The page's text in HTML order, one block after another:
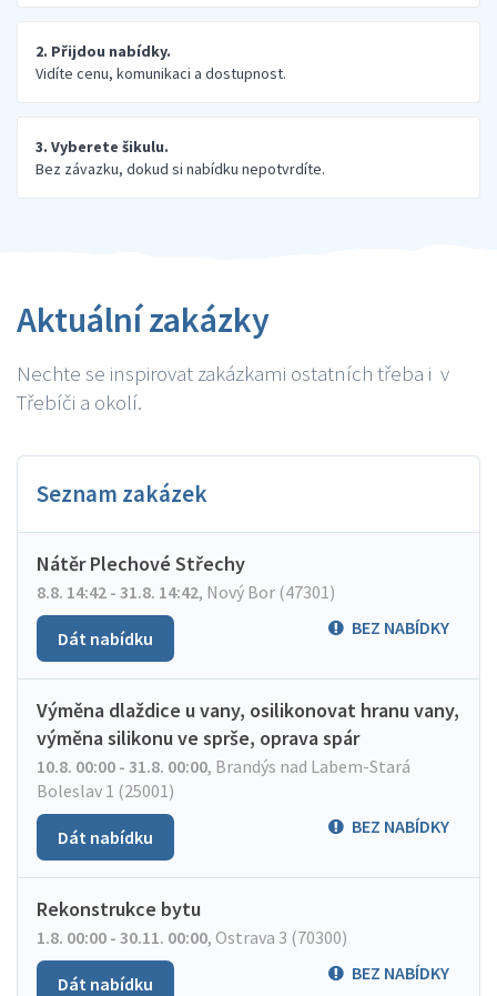
2. Přijdou nabídky.
Vidíte cenu, komunikaci a dostupnost.
3. Vyberete šikulu.
Bez závazku, dokud si nabídku nepotvrdíte.
Aktuální zakázky
Nechte se inspirovat zakázkami ostatních třeba i v
Třebíči a okolí.
Seznam zakázek
Nátěr Plechové Střechy
8.8. 14:42 - 31.8. 14:42, Nový Bor (47301)
BEZ NABÍDKY
Dát nabídku
Výměna dlaždice u vany, osilikonovat hranu vany,
výměna silikonu ve sprše, oprava spár
10.8. 00:00 - 31.8. 00:00, Brandýs nad Labem-Stará
Boleslav 1 (25001)
BEZ NABÍDKY
Dát nabídku
Rekonstrukce bytu
1.8. 00:00 - 30.11. 00:00, Ostrava 3 (70300)
BEZ NABÍDKY
Dát nabídku